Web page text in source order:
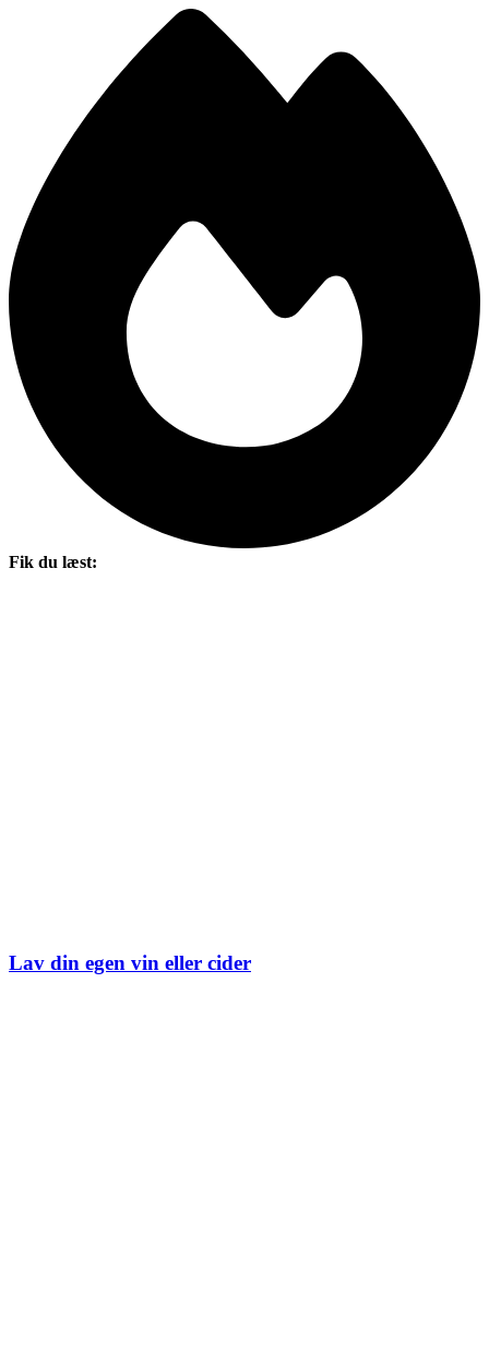
Fik du læst:
Lav din egen vin eller cider